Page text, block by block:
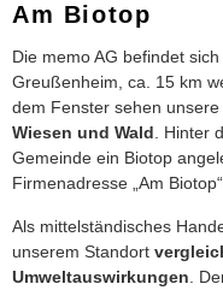
Am Biotop
Die memo AG befindet
Greußenheim, ca. 15 km
dem Fenster sehen
Wiesen und Wald. Hinter
Gemeinde ein Biotop
Firmenadresse „Am
Als mittelständisches
unserem Standort
Umweltauswirkungen .